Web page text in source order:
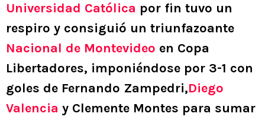
Universidad Católica por fin tuvo un
respiro y consiguió un triunfazoante
Nacional de Montevideo en Copa
Libertadores, imponiéndose por 3-1 con
goles de Fernando Zampedri,Diego
Valencia y Clemente Montes para sumar